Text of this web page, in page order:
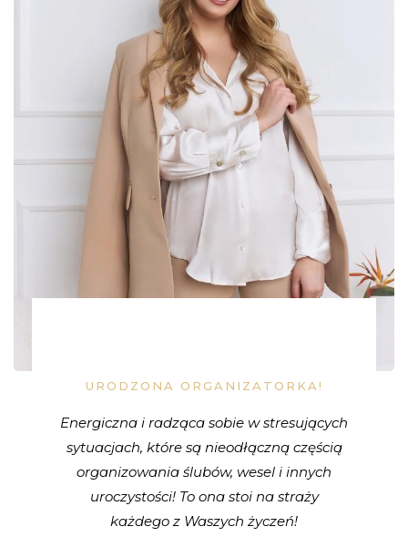
URODZONA ORGANIZATORKA!
Energiczna i radząca sobie w stresujących
sytuacjach, które są nieodłączną częścią
organizowania ślubów, wesel i innych
uroczystości! To ona stoi na straży
każdego z Waszych życzeń!